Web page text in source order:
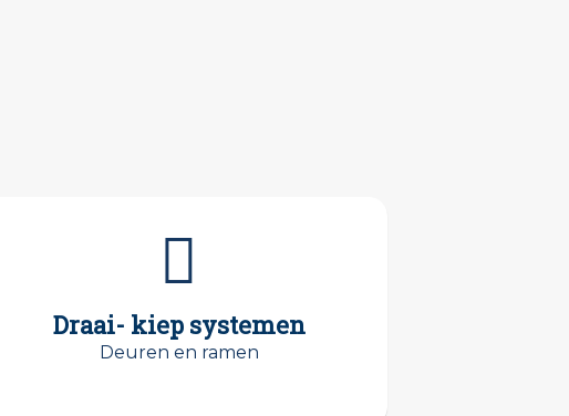
Draai- kiep systemen
Deuren en ramen